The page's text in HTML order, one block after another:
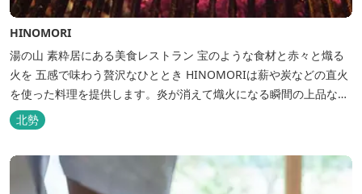
HINOMORI
湯の山 素粋居にある美食レストラン 宝のような食材と赤々と熾る
火を 五感で味わう贅沢なひととき HINOMORIは薪や炭などの直火
を使った料理を提供します。炎が消えて熾火になる瞬間の上品な香
りを海産物にまとわせたり、熟成させた上質な牛肉を塊でじっくり
とローストしたり。炎が生み出す味わいの繊細さと豪快さをコース
でお楽しみください。料理監修は、フランスで活躍するシェフ・手
島竜司。探...
北勢